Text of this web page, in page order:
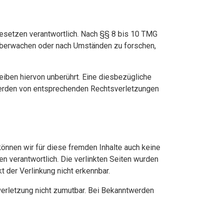
verantwortlich. Nach §§ 8 bis 10 TMG
oder nach Umständen zu forschen,
hiervon unberührt. Eine diesbezügliche
von entsprechenden Rechtsverletzungen
wir für diese fremden Inhalte auch keine
verantwortlich. Die verlinkten Seiten wurden
Verlinkung nicht erkennbar.
nicht zumutbar. Bei Bekanntwerden